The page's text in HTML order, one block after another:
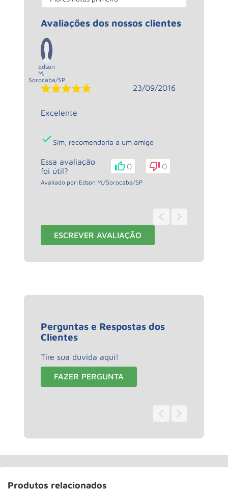
Avaliações dos nossos clientes
Edson
M.
Sorocaba/SP
23/09/2016
Excelente
Sim, recomendaria a um amigo
Essa avaliação
foi útil?
0 0
Avaliado por: Edson M./Sorocaba/SP
ESCREVER AVALIAÇÃO
Perguntas e Respostas dos
Clientes
Tire sua duvida aqui!
FAZER PERGUNTA
Produtos relacionados